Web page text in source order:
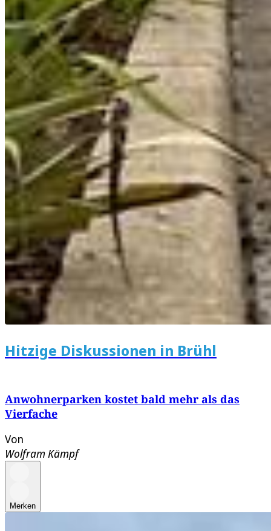
Hitzige Diskussionen in Brühl
Anwohnerparken kostet bald mehr als das
Vierfache
Von
Wolfram Kämpf
Merken